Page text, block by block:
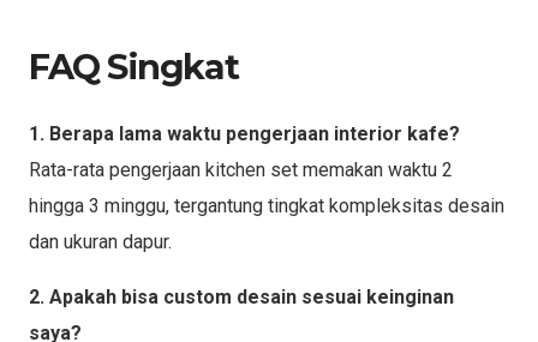
FAQ Singkat
1. Berapa lama waktu pengerjaan interior kafe?
Rata-rata pengerjaan kitchen set memakan waktu 2
hingga 3 minggu, tergantung tingkat kompleksitas desain
dan ukuran dapur.
2. Apakah bisa custom desain sesuai keinginan
saya?